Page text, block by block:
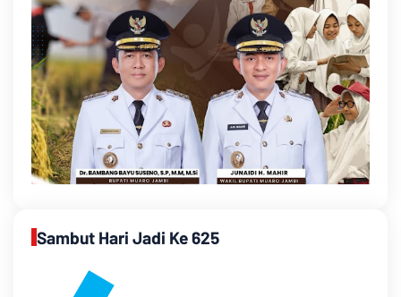
Sambut Hari Jadi Ke 625